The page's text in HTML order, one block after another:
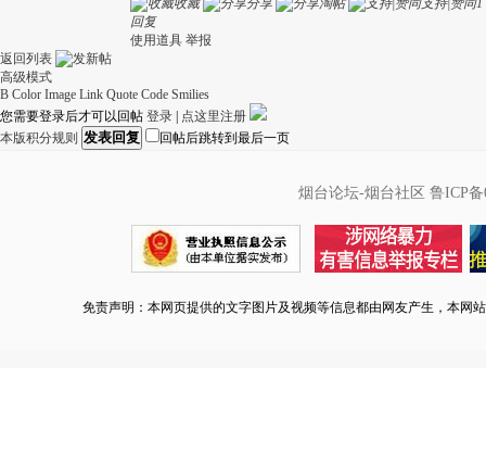
收藏
分享 淘帖 支持|赞同1
回复
使用道具 举报
返回列表
高级模式
B Color Image Link Quote Code Smilies
您需要登录后才可以回帖 登录
点这里注册
本版积分规则 发表回复 回帖后跳转到最后一页
烟台论坛-烟台社区 鲁ICP备
免责声明：本网页提供的文字图片及视频等信息都由网友产生，本网